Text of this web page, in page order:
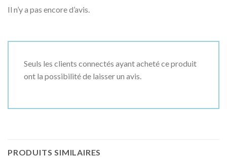
Il n’y a pas encore d’avis.
Seuls les clients connectés ayant acheté ce produit
ont la possibilité de laisser un avis.
PRODUITS SIMILAIRES